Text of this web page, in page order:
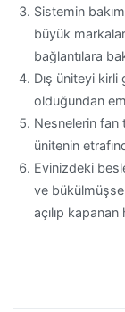
Sistemin
büyük
bağlantılara
Dış üniteyi
olduğundan
Nesnelerin fan
ünitenin
Evinizdeki
ve bükülmüşse
açılıp